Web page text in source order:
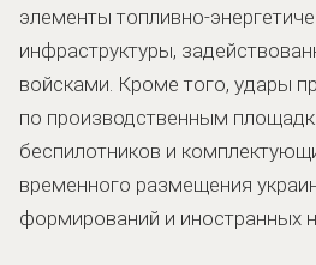
элементы топливно-
инфраструктуры,
войсками. Кроме того, удары
по производственным
беспилотников и
временного размещения
формирований и иностранных